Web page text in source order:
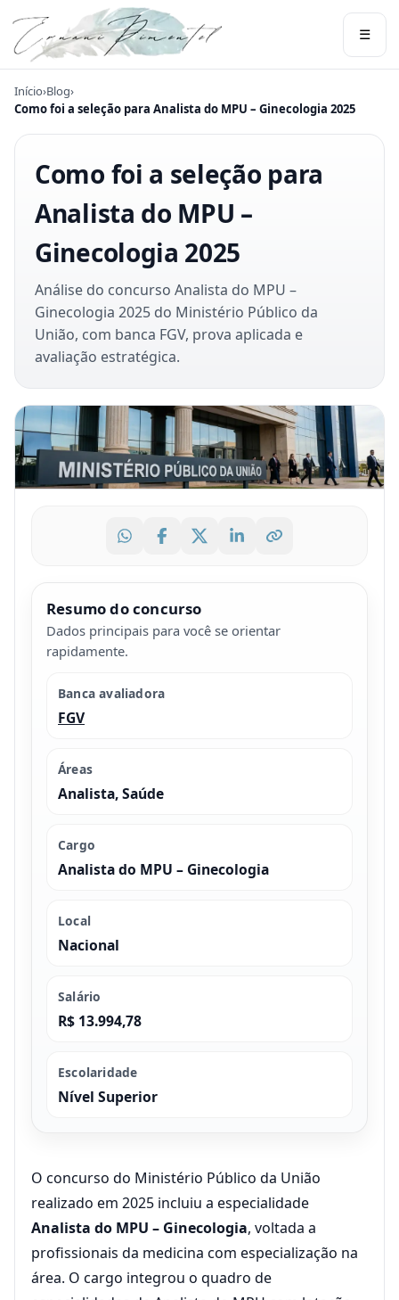
☰
Início›Blog›
Como foi a seleção para Analista do MPU – Ginecologia 2025
Como foi a seleção para
Analista do MPU –
Ginecologia 2025
Análise do concurso Analista do MPU –
Ginecologia 2025 do Ministério Público da
União, com banca FGV, prova aplicada e
avaliação estratégica.
Resumo do concurso
Dados principais para você se orientar
rapidamente.
Banca avaliadora
FGV
Áreas
Analista, Saúde
Cargo
Analista do MPU – Ginecologia
Local
Nacional
Salário
R$ 13.994,78
Escolaridade
Nível Superior
O concurso do Ministério Público da União
realizado em 2025 incluiu a especialidade
Analista do MPU – Ginecologia, voltada a
profissionais da medicina com especialização na
área. O cargo integrou o quadro de